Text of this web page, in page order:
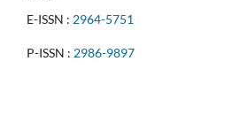
E-ISSN : 2964-5751
P-ISSN : 2986-9897